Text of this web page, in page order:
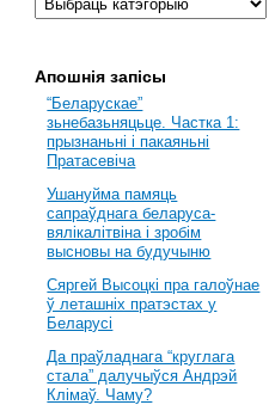
Апошнія запісы
“Беларускае”
зьнебазьняцьце. Частка 1:
прызнаньні і пакаяньні
Пратасевіча
Ушануйма памяць
сапраўднага беларуса-
вялікалітвіна і зробім
высновы на будучыню
Сяргей Высоцкі пра галоўнае
ў леташніх пратэстах у
Беларусі
Да праўладнага “круглага
стала” далучыўся Андрэй
Клімаў. Чаму?